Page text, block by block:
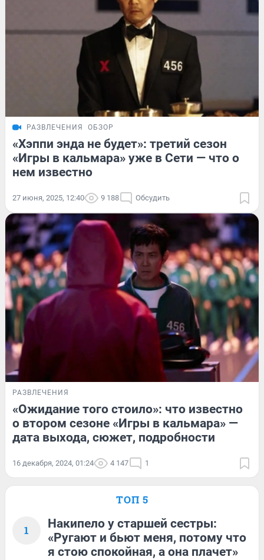
РАЗВЛЕЧЕНИЯ ОБЗОР
«Хэппи энда не будет»: третий сезон
«Игры в кальмара» уже в Сети — что о
нем известно
27 июня, 2025, 12:40 9 188 Обсудить
РАЗВЛЕЧЕНИЯ
«Ожидание того стоило»: что известно
о втором сезоне «Игры в кальмара» —
дата выхода, сюжет, подробности
16 декабря, 2024, 01:24 4 147 1
ТОП 5
1
Накипело у старшей сестры:
«Ругают и бьют меня, потому что
я стою спокойная, а она плачет»